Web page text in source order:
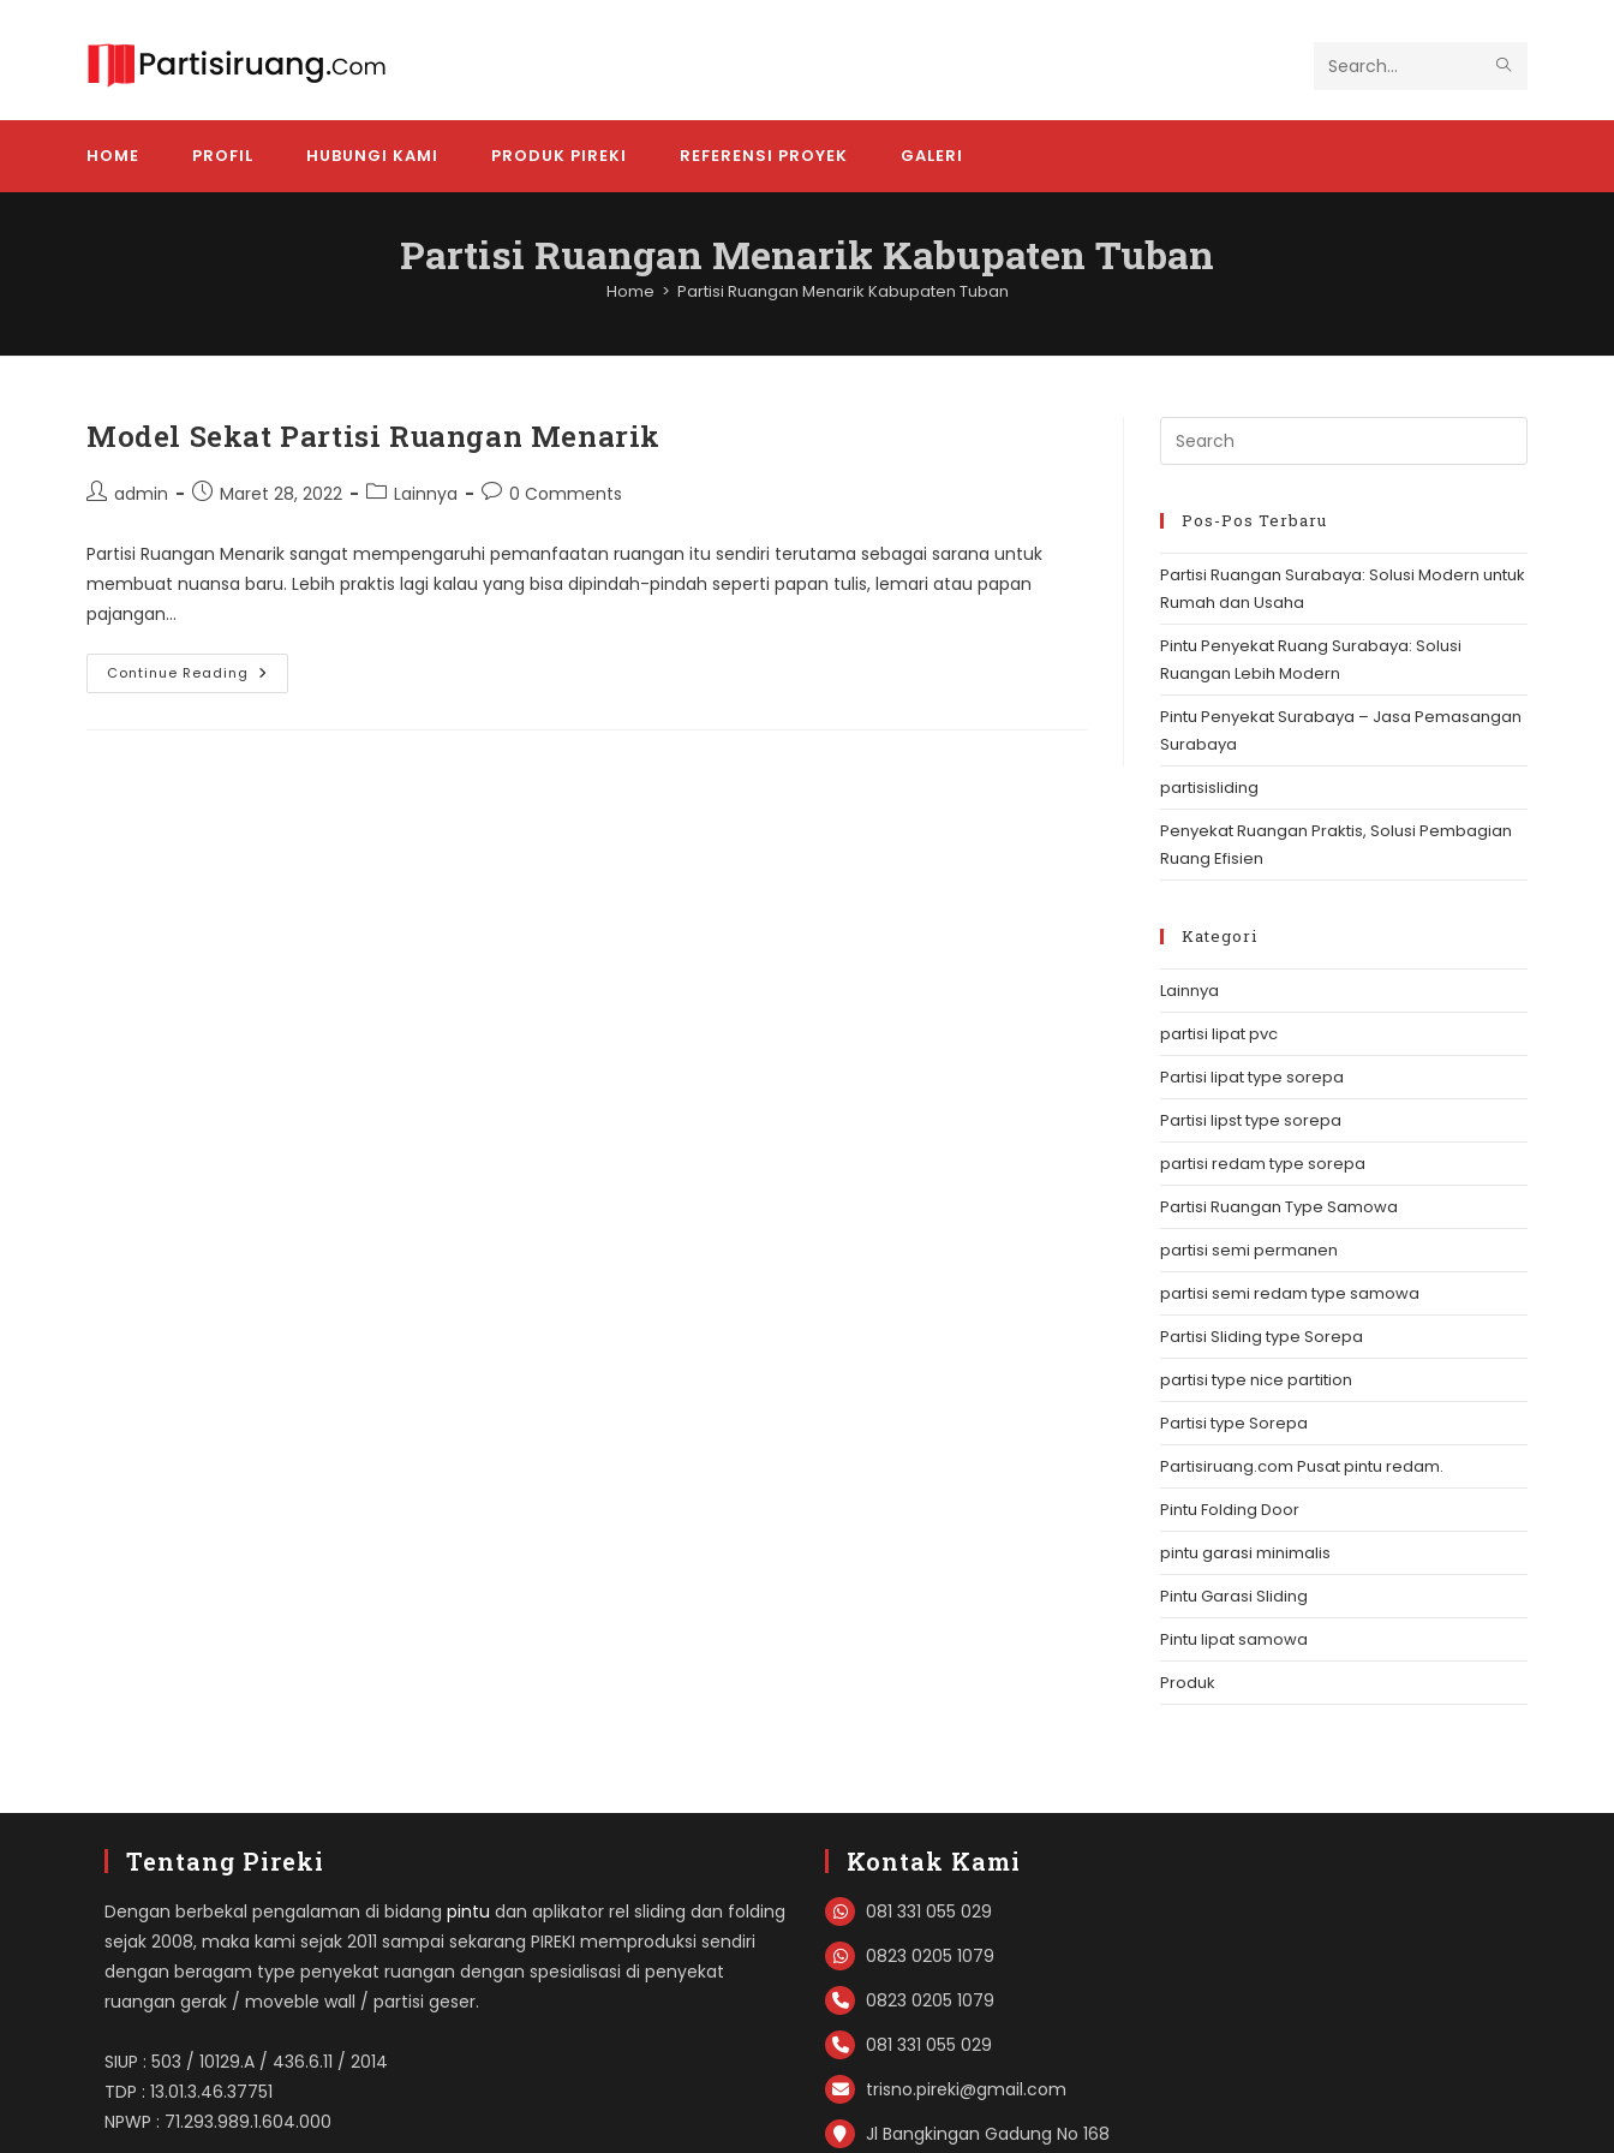
Search
this
SUBMIT
HOME PROFIL HUBUNGI KAMI PRODUK PIREKI REFERENSI PROYEK GALERI
Partisi Ruangan Menarik Kabupaten Tuban
Home > Partisi Ruangan Menarik Kabupaten Tuban
Model Sekat Partisi Ruangan Menarik
Postadmin
PostMaret 28, 2022
PostLainnya
Post0 Comments
Partisi Ruangan Menarik sangat mempengaruhi pemanfaatan ruangan itu sendiri terutama sebagai sarana untuk
membuat nuansa baru. Lebih praktis lagi kalau yang bisa dipindah-pindah seperti papan tulis, lemari atau papan
pajangan…
Continue Reading Model
Sekat
Escape
Pos-Pos Terbaru
Partisi Ruangan Surabaya: Solusi Modern untuk
Rumah dan Usaha
Pintu Penyekat Ruang Surabaya: Solusi
Ruangan Lebih Modern
Pintu Penyekat Surabaya – Jasa Pemasangan
Surabaya
partisisliding
Penyekat Ruangan Praktis, Solusi Pembagian
Ruang Efisien
Kategori
Lainnya
partisi lipat pvc
Partisi lipat type sorepa
Partisi lipst type sorepa
partisi redam type sorepa
Partisi Ruangan Type Samowa
partisi semi permanen
partisi semi redam type samowa
Partisi Sliding type Sorepa
partisi type nice partition
Partisi type Sorepa
Partisiruang.com Pusat pintu redam.
Pintu Folding Door
pintu garasi minimalis
Pintu Garasi Sliding
Pintu lipat samowa
Produk
Tentang Pireki
Dengan berbekal pengalaman di bidang pintu dan aplikator rel sliding dan folding
sejak 2008, maka kami sejak 2011 sampai sekarang PIREKI memproduksi sendiri
dengan beragam type penyekat ruangan dengan spesialisasi di penyekat
ruangan gerak / moveble wall / partisi geser.
SIUP : 503 / 10129.A / 436.6.11 / 2014
TDP : 13.01.3.46.37751
NPWP : 71.293.989.1.604.000
Kontak Kami
081 331 055 029
0823 0205 1079
0823 0205 1079
081 331 055 029
trisno.pireki@gmail.com
Jl Bangkingan Gadung No 168